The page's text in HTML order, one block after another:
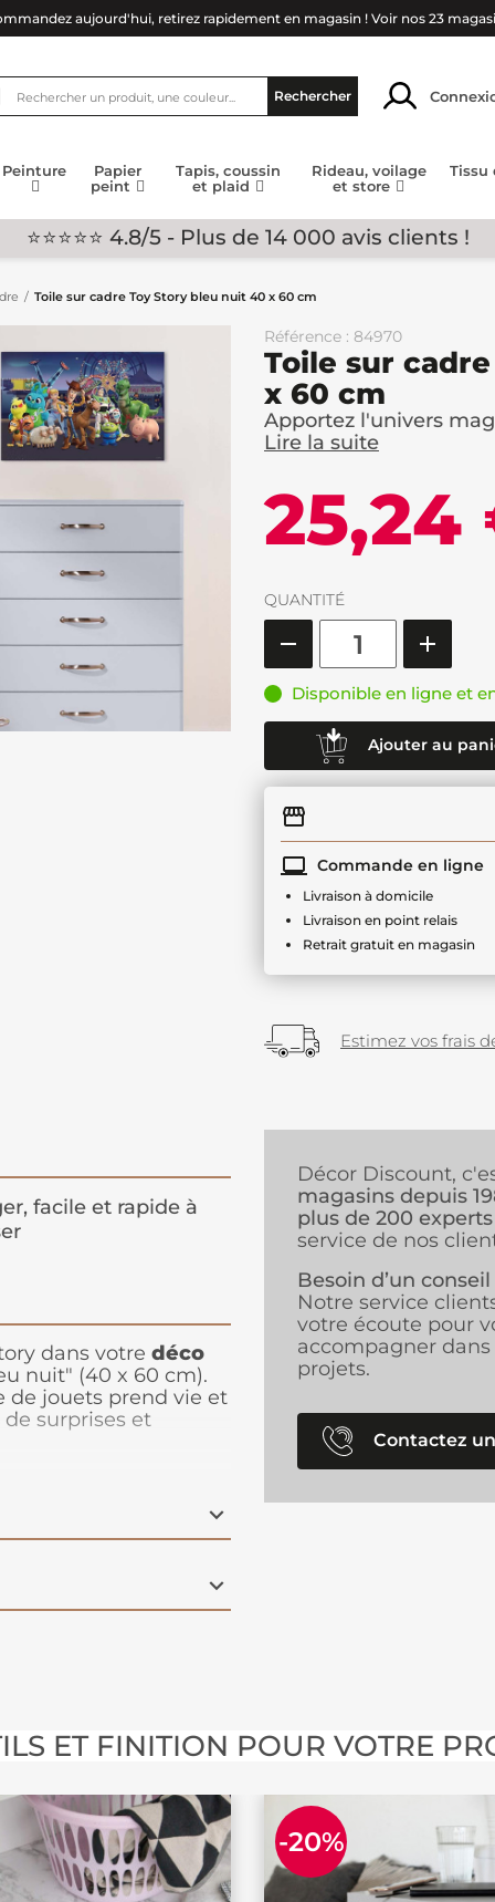
aujourd'hui, retirez rapidement en magasin ! Voir nos 23
Rechercher
Peinture
Papier
peint
Tapis, coussin
et plaid
Rideau, voilage
et store
Tissu
⭐⭐⭐⭐⭐ 4.8/5 - Plus de 14 000 avis clients !
Toile sur cadre Toy Story bleu nuit 40 x 60 cm
Référence : 84970
Toile sur
x 60 cm
Apportez l'univers
Lire la suite
25,24
QUANTITÉ
Disponible en ligne et
Ajouter au
Commande en ligne
Livraison à domicile
Livraison en point relais
Retrait gratuit en magasin
Estimez vos frais
facile et rapide à
dans votre déco
nuit" (40 x 60 cm).
de jouets prend vie et
surprises et
aimés dans les
LA petite pépite du
ils ici ? À vous
Décor Discount,
magasins depuis
plus de 200 experts
service de nos
Besoin d’un
Notre service
votre écoute pour
accompagner dans
projets.
Contactez
ET FINITION POUR VOTRE
-20%